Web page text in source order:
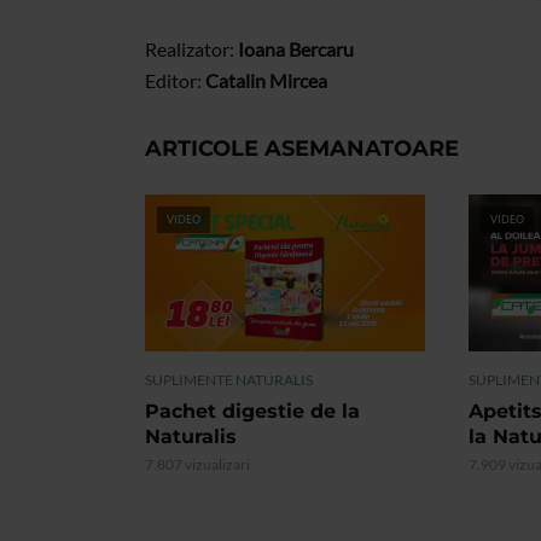
Realizator: Ioana Bercaru
Editor: Catalin Mircea
ARTICOLE ASEMANATOARE
VIDEO
SUPLIMENTE NATURALIS
Pachet digestie de la
Naturalis
7.807 vizualizari
VIDEO
la
7.909